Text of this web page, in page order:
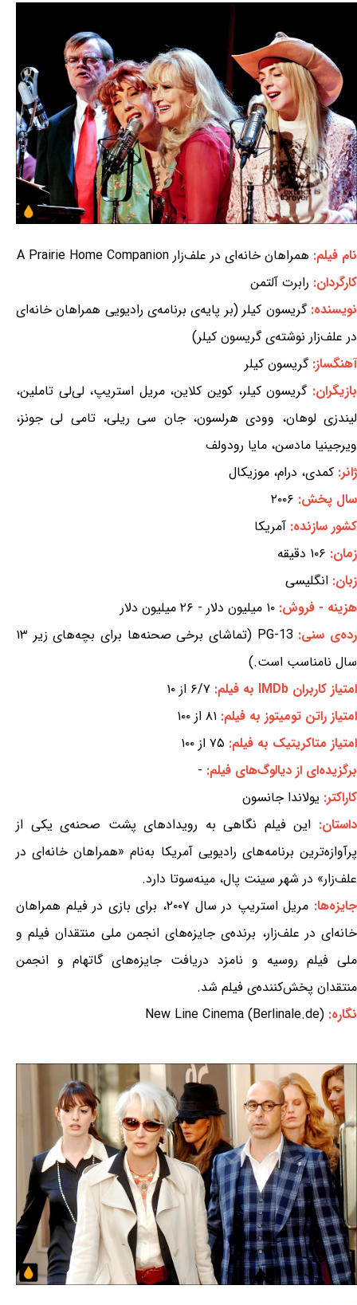
نام فیلم: همراهان خانه‌ای در علف‌زار A Prairie Home Companion
کارگردان: رابرت آلتمن
نویسنده:گریسون کیلر (بر پایه‌ی برنامه‌ی رادیویی همراهان خانه‌ای
در علف‌زار نوشته‌ی گریسون کیلر)
آهنگساز:گریسون کیلر
بازیگران:گریسون کیلر، کوین کلاین، مریل استریپ، لی‌لی تاملین،
لیندزی لوهان، وودی هرلسون، جان سی ریلی، تامی لی جونز،
ویرجینیا مادسن، مایا رودولف
ژانر: کمدی، درام، موزیکال
سال پخش: ۲۰۰۶
کشور سازنده: آمریکا
زمان: ۱۰۶ دقیقه
زبان: انگلیسی
هزینه - فروش: ۱۰ میلیون دلار - ۲۶ میلیون دلار
رده‌ی سنی:
PG-13 (تماشای برخی صحنه‌ها برای بچه‌های زیر ۱۳
سال نامناسب است.)
امتیاز کاربران IMDb به فیلم:
۶/۷ از ۱۰
امتیاز راتن تومیتوز به فیلم: ۸۱ از ۱۰۰
امتیاز متاکریتیک به فیلم: ۷۵ از ۱۰۰
برگزیده‌ای از دیالوگ‌های فیلم: -
کاراکتر: یولاندا جانسون
داستان: این فیلم نگاهی به رویدادهای پشت صحنه‌ی یکی از
پرآوازه‌ترین برنامه‌های رادیویی آمریکا به‌نام «همراهان خانه‌ای در
علف‌زار» در شهر سینت پال، مینه‌سوتا دارد.
جایزه‌ها:
مریل استریپ در سال ۲۰۰۷، برای بازی در فیلم همراهان
خانه‌ای در علف‌زار، برنده‌ی جایزه‌های انجمن ملی منتقدان فیلم و
ملی فیلم روسیه و نامزد دریافت جایزه‌های گاتهام و انجمن
منتقدان پخش‌کننده‌ی فیلم شد.
نگاره: New Line Cinema (Berlinale.de)